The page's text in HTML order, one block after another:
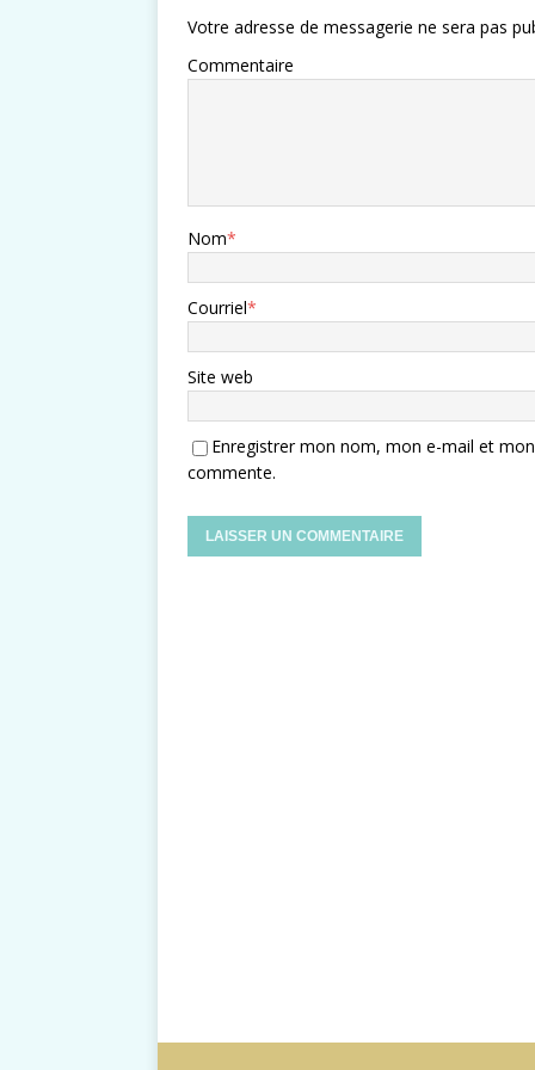
Votre adresse de messagerie ne sera pas
Commentaire
Nom*
Courriel*
Site web
Enregistrer mon nom, mon e-mail et
commente.